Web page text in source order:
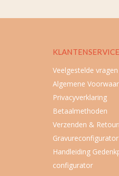
KLANTENSERVICE
Veelgestelde vragen
Algemene
Privacyverklaring
Betaalmethoden
Verzenden &
Handleiding
configurator